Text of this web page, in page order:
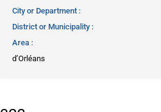
City or Department
District or Municipality
Area
d’Orléans